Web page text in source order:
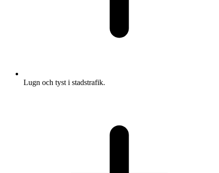
Lugn och tyst i stadstrafik.